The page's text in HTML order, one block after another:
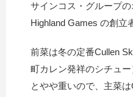
サインコス・グループ
Highland Games の創立
前菜は冬の定番Cullen
町カレン発祥のシチュー
とやや重いので、主菜